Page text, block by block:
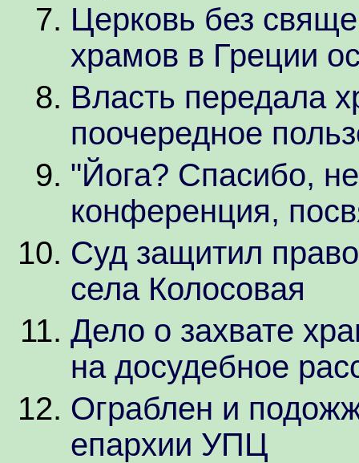
Церковь без
храмов в Греции
Власть передала
поочередное
"Йога? Спасибо,
конференция,
Суд защитил
села Колосовая
Дело о захвате
на досудебное
Ограблен и
епархии УПЦ